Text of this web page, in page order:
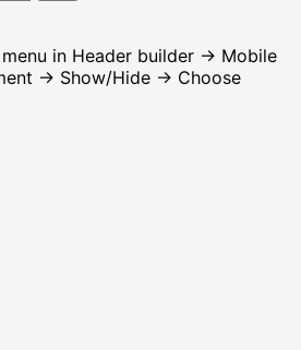
in Header builder -> Mobile
-> Show/Hide -> Choose